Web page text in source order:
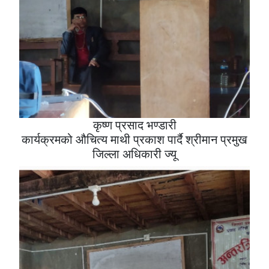
कृष्ण प्रसाद भण्डारी
कार्यक्रमको औचित्य माथी प्रकाश पार्दै श्रीमान प्रमुख
जिल्ला अधिकारी ज्यू